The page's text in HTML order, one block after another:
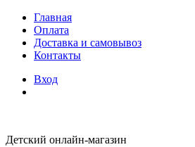
Главная
Оплата
Доставка и самовывоз
Контакты
Вход
Детский онлайн-магазин